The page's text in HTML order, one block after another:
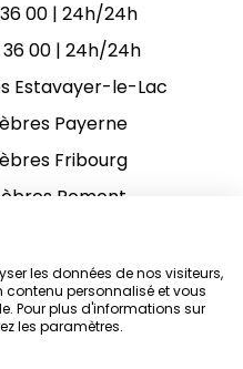
00 | 24h/24h
00 | 24h/24h
Estavayer-le-Lac
Payerne
Fribourg
Romont
Avenches
les données de nos visiteurs,
contenu personnalisé et vous
Pour plus d'informations sur
les paramètres.